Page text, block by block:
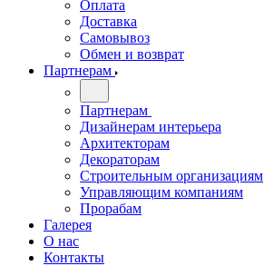
Оплата
Доставка
Самовывоз
Обмен и возврат
Партнерам
Партнерам
Дизайнерам интерьера
Архитекторам
Декораторам
Строительным организациям
Управляющим компаниям
Прорабам
Галерея
О нас
Контакты